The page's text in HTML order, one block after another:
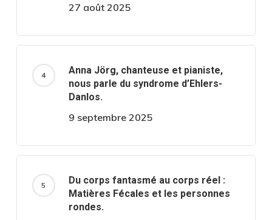
27 août 2025
Anna Jörg, chanteuse et pianiste,
nous parle du syndrome d’Ehlers-
Danlos.
9 septembre 2025
Du corps fantasmé au corps réel :
Matières Fécales et les personnes
rondes.